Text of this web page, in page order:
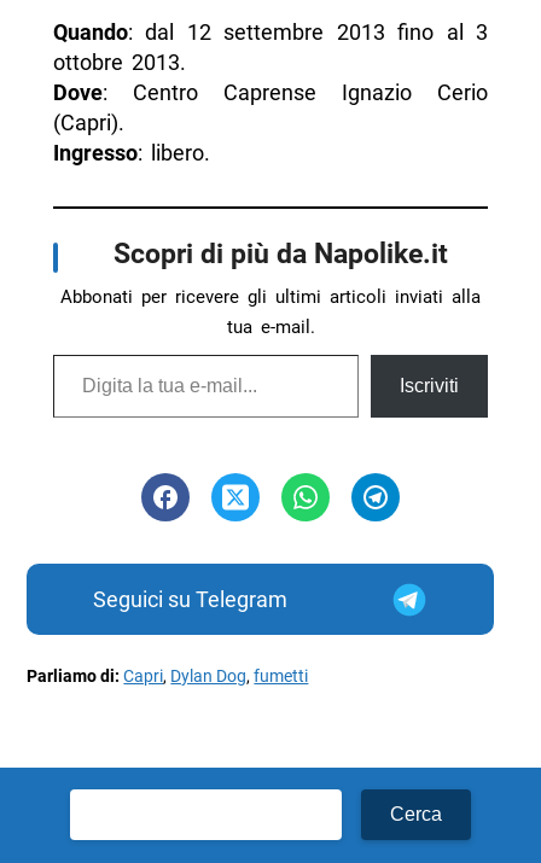
Quando: dal 12 settembre 2013 fino al 3
ottobre 2013.
Dove: Centro Caprense Ignazio Cerio
(Capri).
Ingresso: libero.
Scopri di più da Napolike.it
Abbonati per ricevere gli ultimi articoli inviati alla
tua e-mail.
Digita la tua e-mail...
Iscriviti
Seguici su Telegram
Parliamo di:Capri, Dylan Dog,fumetti
per: